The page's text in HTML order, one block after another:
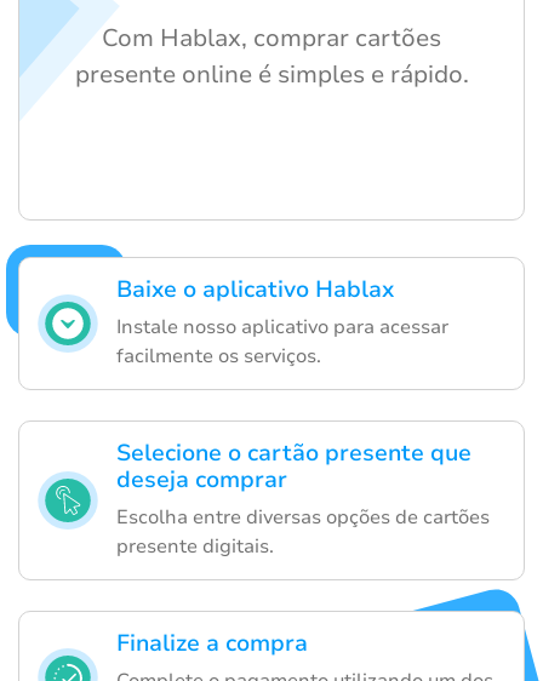
Baixe o aplicativo Hablax
Instale nosso aplicativo para acessar
facilmente os serviços.
Selecione o cartão presente que
deseja comprar
Escolha entre diversas opções de cartões
presente digitais.
Finalize a compra
Com Hablax, comprar cartões
presente online é simples e rápido.